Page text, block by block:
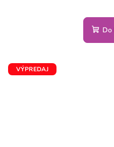
Do
VÝPREDAJ